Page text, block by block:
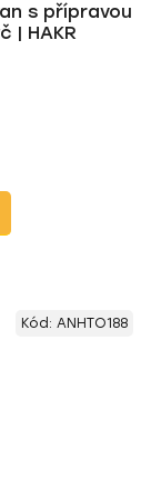
s přípravou
| HAKR
Kód: ANHTO188